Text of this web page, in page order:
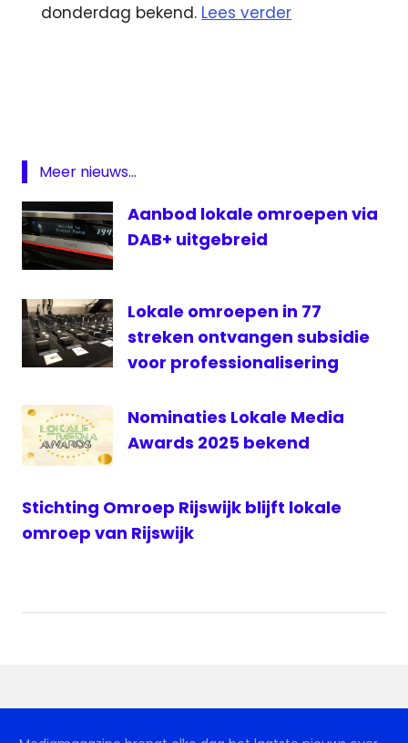
donderdag bekend. Lees verder
Q-
music
RTV
Sport
1
Twitter
Meer nieuws...
Aanbod lokale omroepen via
DAB+ uitgebreid
Lokale omroepen in 77
streken ontvangen subsidie
voor professionalisering
Nominaties Lokale Media
Awards 2025 bekend
Stichting Omroep Rijswijk blijft lokale
omroep van Rijswijk